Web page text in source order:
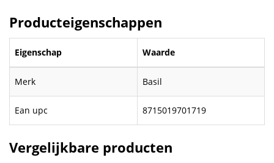
Producteigenschappen
Eigenschap Waarde
Merk Basil
Ean upc 8715019701719
Vergelijkbare producten